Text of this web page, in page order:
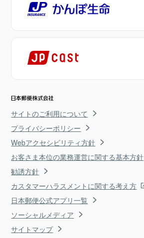
サイトのご利用について
プライバシーポリシー
Webアクセシビリティ方針
お客さま本位の業務運営に関する基本方針
勧誘方針
カスタマーハラスメントに関する考え方
日本郵便公式アプリ一覧
ソーシャルメディア
サイトマップ